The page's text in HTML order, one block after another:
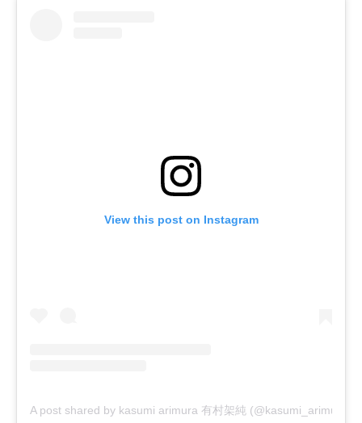
View this post on Instagram
A post shared by kasumi arimura 有村架純